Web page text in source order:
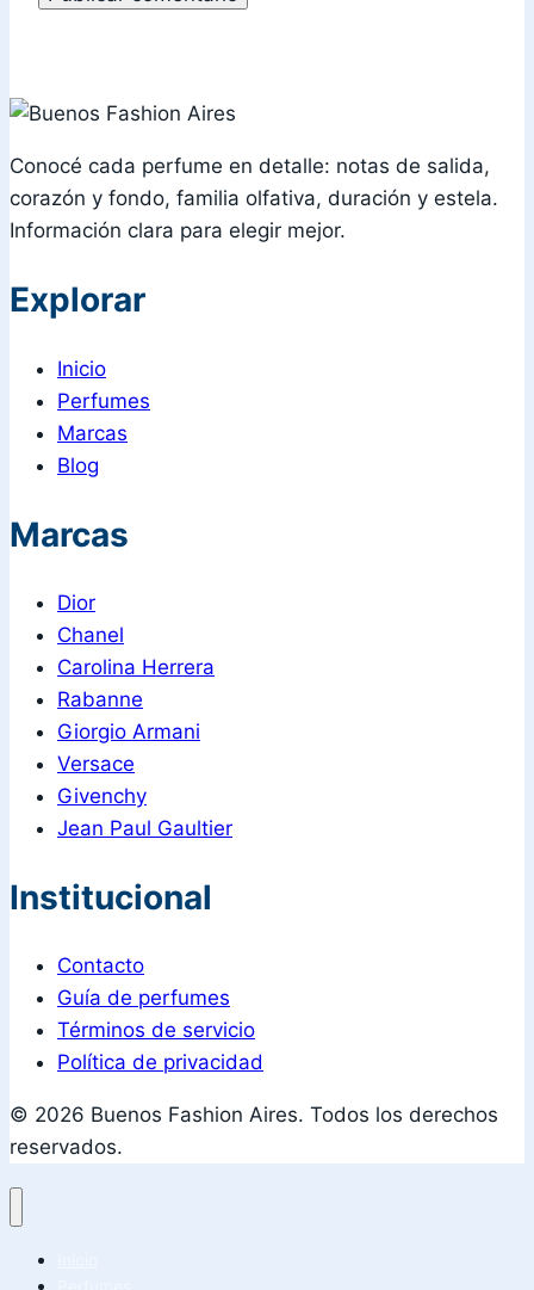
Conocé cada perfume en detalle: notas de salida,
corazón y fondo, familia olfativa, duración y estela.
Información clara para elegir mejor.
Explorar
Inicio
Perfumes
Marcas
Blog
Marcas
Dior
Chanel
Carolina Herrera
Rabanne
Giorgio Armani
Versace
Givenchy
Jean Paul Gaultier
Institucional
Contacto
Guía de perfumes
Términos de servicio
Política de privacidad
© 2026 Buenos Fashion Aires. Todos los derechos
reservados.